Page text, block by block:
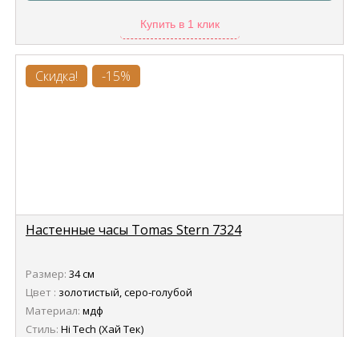
Купить в 1 клик
Скидка! -15%
Настенные часы Tomas Stern 7324
Размер: 34 см
Цвет : золотистый, серо-голубой
Материал: мдф
Стиль: Hi Tech (Хай Тек)